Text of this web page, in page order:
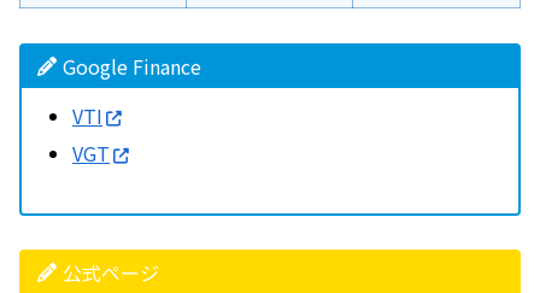
Google Finance
VTI
VGT
公式ページ